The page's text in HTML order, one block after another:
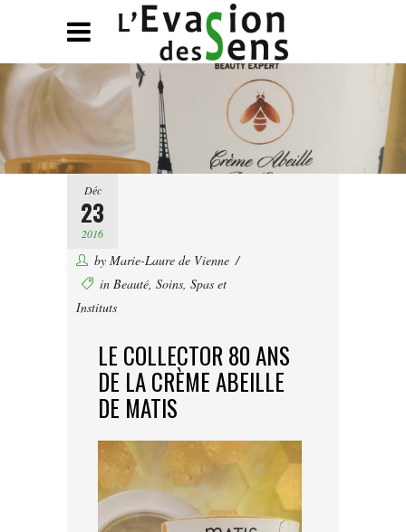
Déc
23
2016
by Marie-Laure de Vienne
in Beauté Soins Spas et
Instituts
LE COLLECTOR 80 ANS
DE LA CRÈME ABEILLE
DE MATIS